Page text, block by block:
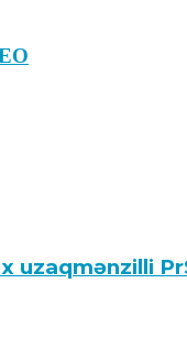
uzaqmənzilli